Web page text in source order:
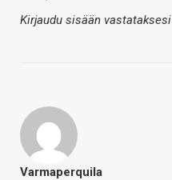
Kirjaudu sisään vastataksesi
Varmaperquila